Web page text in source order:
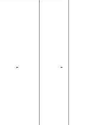
- -